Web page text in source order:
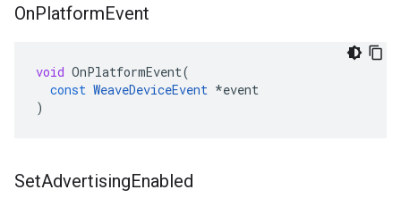
OnPlatformEvent
void OnPlatformEvent(
const WeaveDeviceEvent *event
)
SetAdvertisingEnabled